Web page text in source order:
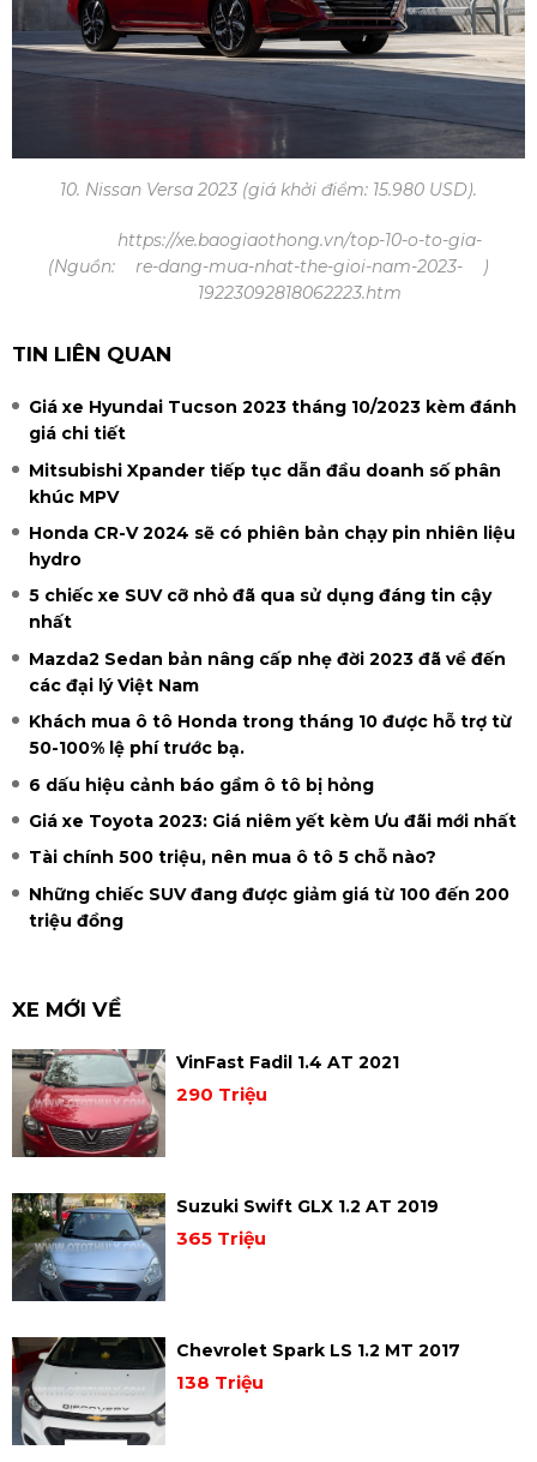
10. Nissan Versa 2023 (giá khởi điểm: 15.980 USD).
(Nguồn:
https://xe.baogiaothong.vn/top-10-o-to-gia-
re-dang-mua-nhat-the-gioi-nam-2023-
19223092818062223.htm
)
TIN LIÊN QUAN
Giá xe Hyundai Tucson 2023 tháng 10/2023 kèm đánh
giá chi tiết
Mitsubishi Xpander tiếp tục dẫn đầu doanh số phân
khúc MPV
Honda CR-V 2024 sẽ có phiên bản chạy pin nhiên liệu
hydro
5 chiếc xe SUV cỡ nhỏ đã qua sử dụng đáng tin cậy
nhất
Mazda2 Sedan bản nâng cấp nhẹ đời 2023 đã về đến
các đại lý Việt Nam
Khách mua ô tô Honda trong tháng 10 được hỗ trợ từ
50-100% lệ phí trước bạ.
6 dấu hiệu cảnh báo gầm ô tô bị hỏng
Giá xe Toyota 2023: Giá niêm yết kèm Ưu đãi mới nhất
Tài chính 500 triệu, nên mua ô tô 5 chỗ nào?
Những chiếc SUV đang được giảm giá từ 100 đến 200
triệu đồng
XE MỚI VỀ
VinFast Fadil 1.4 AT 2021
290 Triệu
Suzuki Swift GLX 1.2 AT 2019
365 Triệu
Chevrolet Spark LS 1.2 MT 2017
138 Triệu